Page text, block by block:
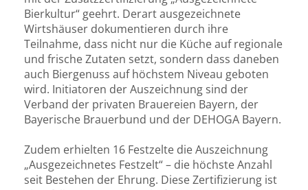
Bierkultur“ geehrt. Derart ausgezeichnete
Wirtshäuser dokumentieren durch ihre
Teilnahme, dass nicht nur die Küche auf regionale
und frische Zutaten setzt, sondern dass daneben
auch Biergenuss auf höchstem Niveau geboten
wird. Initiatoren der Auszeichnung sind der
Verband der privaten Brauereien Bayern, der
Bayerische Brauerbund und der DEHOGA Bayern.
Zudem erhielten 16 Festzelte die Auszeichnung
„Ausgezeichnetes Festzelt“ – die höchste Anzahl
seit Bestehen der Ehrung. Diese Zertifizierung ist